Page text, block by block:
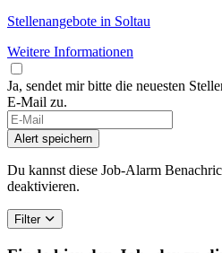
Stellenangebote in Soltau
Weitere Informationen
Ja, sendet mir bitte die neuesten
E-Mail zu.
If
you
are
a
human,
this
field
Alert speichern
Du kannst diese Job-Alarm
deaktivieren.
Filter